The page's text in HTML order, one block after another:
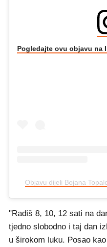
Pogledajte ovu objavu na
Objavu dijeli Bojana
"Radiš 8, 10, 12 sati na
tjedno slobodno i taj dan
u širokom luku. Posao